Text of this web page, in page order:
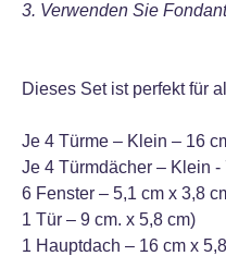
3. Verwenden Sie
Dieses Set ist perfekt für
Je 4 Türme – Klein – 16
Je 4 Türmdächer – Klein -
6 Fenster – 5,1 cm x 3,8
1 Tür – 9 cm. x 5,8 cm)
1 Hauptdach – 16 cm x